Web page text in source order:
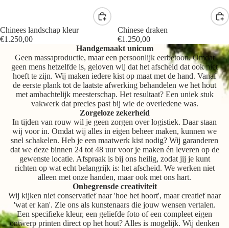
Chinees landschap kleur
€1.250,00
Chinese draken
€1.250,00
Handgemaakt unicum
Geen massaproductie, maar een persoonlijk eerbetoon. Omdat
geen mens hetzelfde is, geloven wij dat het afscheid dat ook niet
hoeft te zijn. Wij maken iedere kist op maat met de hand. Vanaf
de eerste plank tot de laatste afwerking behandelen we het hout
met ambachtelijk meesterschap. Het resultaat? Een uniek stuk
vakwerk dat precies past bij wie de overledene was.
Zorgeloze zekerheid
In tijden van rouw wil je geen zorgen over logistiek. Daar staan
wij voor in. Omdat wij alles in eigen beheer maken, kunnen we
snel schakelen. Heb je een maatwerk kist nodig? Wij garanderen
dat we deze binnen 24 tot 48 uur voor je maken én leveren op de
gewenste locatie. Afspraak is bij ons heilig, zodat jij je kunt
richten op wat echt belangrijk is: het afscheid. We werken niet
alleen met onze handen, maar ook met ons hart.
Onbegrensde creativiteit
Wij kijken niet conservatief naar 'hoe het hoort', maar creatief naar
'wat er kan'. Zie ons als kunstenaars die jouw wensen vertalen.
Een specifieke kleur, een geliefde foto of een compleet eigen
ontwerp printen direct op het hout? Alles is mogelijk. Wij denken